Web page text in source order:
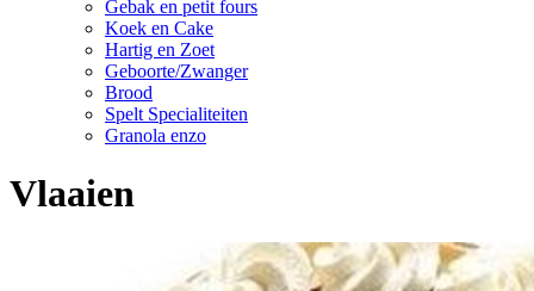
Gebak en petit fours
Koek en Cake
Hartig en Zoet
Geboorte/Zwanger
Brood
Spelt Specialiteiten
Granola enzo
Vlaaien